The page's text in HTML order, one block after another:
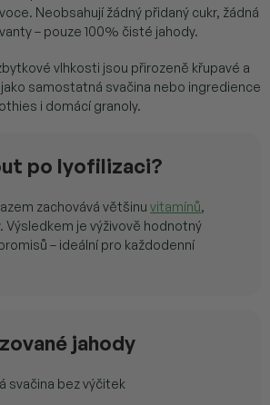
Neobsahují žádný přidaný cukr, žádná
– pouze 100% čisté jahody.
vlhkosti jsou přirozeně křupavé a
samostatná svačina nebo ingredience
i domácí granoly.
po lyofilizaci?
zachovává většinu vitamínů,
Výsledkem je výživově hodnotný
– ideální pro každodenní
jahody
svačina bez výčitek